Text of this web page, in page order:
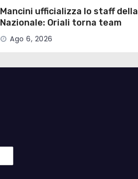
Mancini ufficializza lo staff della
Nazionale: Oriali torna team
manager
Ago 6, 2026